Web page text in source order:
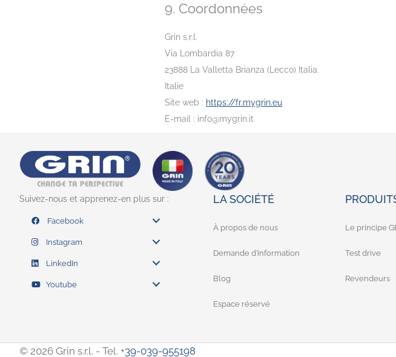
9. Coordonnées
Grin s.r.l.
Via Lombardia 87
23888 La Valletta Brianza (Lecco) Italia.
Italie
Site web : https://fr.mygrin.eu
E-mail : info@mygrin.it
Suivez-nous et apprenez-en plus sur :
Facebook
Instagram
LinkedIn
Youtube
LA SOCIÉTÉ
À propos de nous
Demande d’information
Blog
Espace réservé
Le principe
Test drive
Revendeurs
© 2026 Grin s.r.l. - Tel. +39-039-955198